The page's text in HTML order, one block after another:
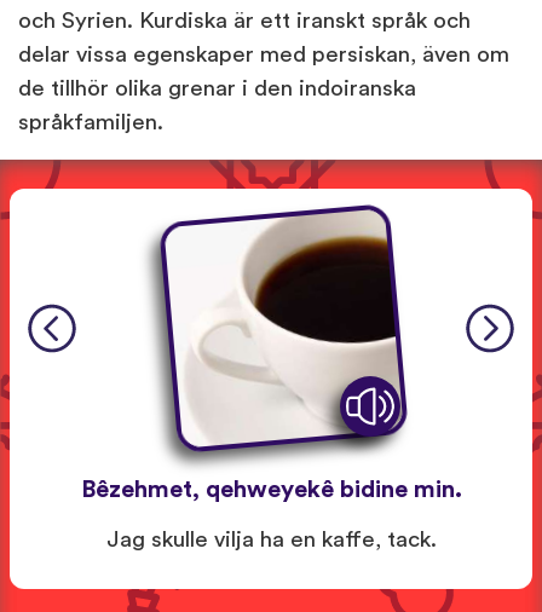
och Syrien. Kurdiska är ett iranskt språk och
delar vissa egenskaper med persiskan, även om
de tillhör olika grenar i den indoiranska
språkfamiljen.
Bêzehmet, qehweyekê bidine min.
Jag skulle vilja ha en kaffe, tack.